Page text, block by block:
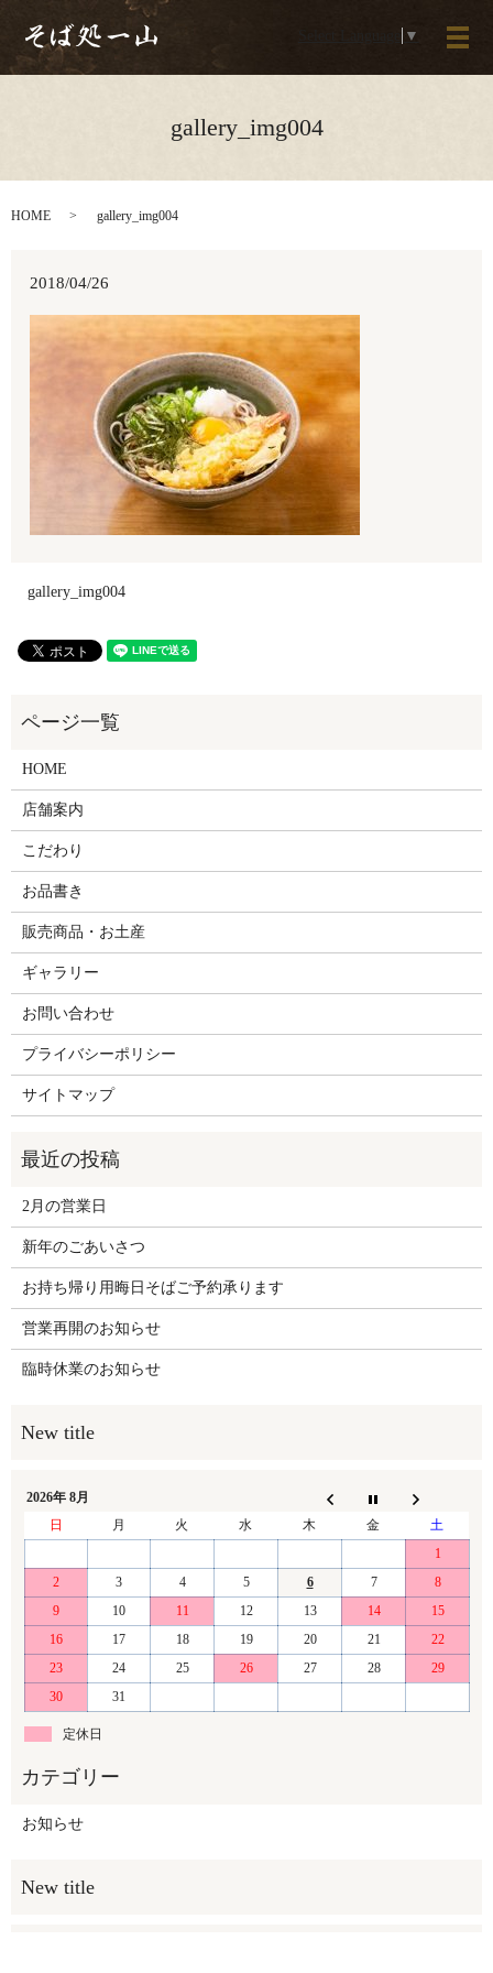
メ
▼
gallery_img004
HOME gallery_img004
2018/04/26
gallery_img004
HOME
店舗案内
こだわり
お品書き
販売商品・お土産
ギャラリー
お問い合わせ
プライバシーポリシー
サイトマップ
2月の営業日
新年のごあいさつ
お持ち帰り用晦日そばご予約承ります
営業再開のお知らせ
臨時休業のお知らせ
2026年 8月
日
月 火 水 木 金
土
1
2
3 4 5 6 7
8
9
10 11 12 13 14
15
16
17 18 19 20 21
22
23
24 25 26 27 28
29
30
31
定休日
お知らせ